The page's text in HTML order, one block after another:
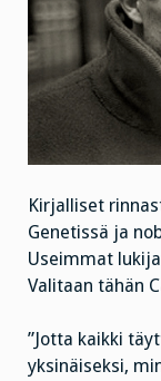
Kirjalliset
Genetissä ja
Useimmat
Valitaan tähän
”Jotta kaikki
yksinäiseksi,